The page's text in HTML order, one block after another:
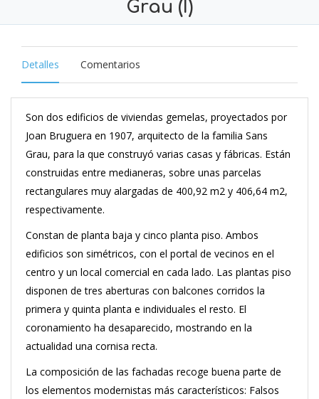
Grau (I)
Detalles Comentarios
Son dos edificios de viviendas gemelas, proyectados por
Joan Bruguera en 1907, arquitecto de la familia Sans
Grau, para la que construyó varias casas y fábricas. Están
construidas entre medianeras, sobre unas parcelas
rectangulares muy alargadas de 400,92 m2 y 406,64 m2,
respectivamente.
Constan de planta baja y cinco planta piso. Ambos
edificios son simétricos, con el portal de vecinos en el
centro y un local comercial en cada lado. Las plantas piso
disponen de tres aberturas con balcones corridos la
primera y quinta planta e individuales el resto. El
coronamiento ha desaparecido, mostrando en la
actualidad una cornisa recta.
La composición de las fachadas recoge buena parte de
los elementos modernistas más característicos: Falsos